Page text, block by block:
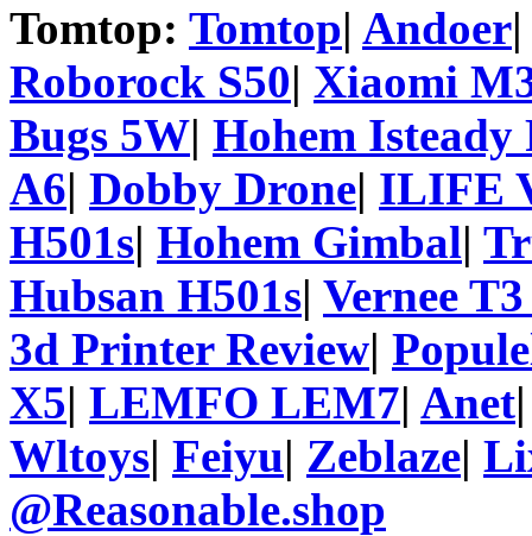
Tomtop: Tomtop| Andoer
Roborock S50| Xiaomi
Bugs 5W| Hohem Isteady
A6| Dobby Drone| ILIFE
H501s| Hohem Gimbal|
Hubsan H501s| Vernee
3d Printer Review|
X5| LEMFO LEM7| Anet
Wltoys| Feiyu| Zeblaze|
@Reasonable.shop